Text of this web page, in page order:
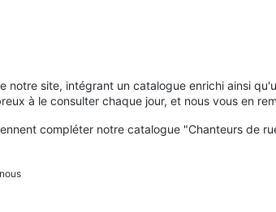
notre site, intégrant un catalogue enrichi ainsi
à le consulter chaque jour, et nous vous en
compléter notre catalogue "Chanteurs de